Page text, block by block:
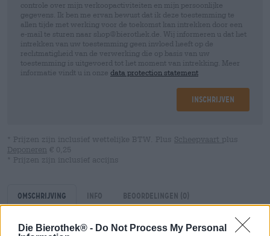
Die Bierothek® - Do Not Process My Personal
controle over mijn verkoopactiviteiten en mijn persoonlijke
gegevens. Ik ben me ervan bewust dat ik deze toestemming te
allen tijde met werking voor de toekomst kan intrekken door een
e-mail te sturen naar shop@bierothek.de. Wij informeren u dat het
intrekken van uw toestemming geen invloed heeft op de
rechtmatigheid van de verwerking die op basis van uw
toestemming is uitgevoerd tot het moment van intrekking. Meer
informatie vindt u in onze data protection statement
Inschrijven
* Prijzen zijn inclusief wettelijke BTW. Plus Scheepvaart plus
Deponeren € 0,25
* Prijzen zijn inclusief accijns
Omschrijving Info Beoordelingen (0)